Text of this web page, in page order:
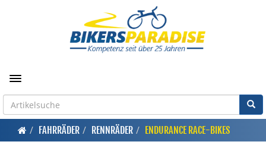
Toggle navigation
FAHRRÄDER RENNRÄDER ENDURANCE RACE-BIKES